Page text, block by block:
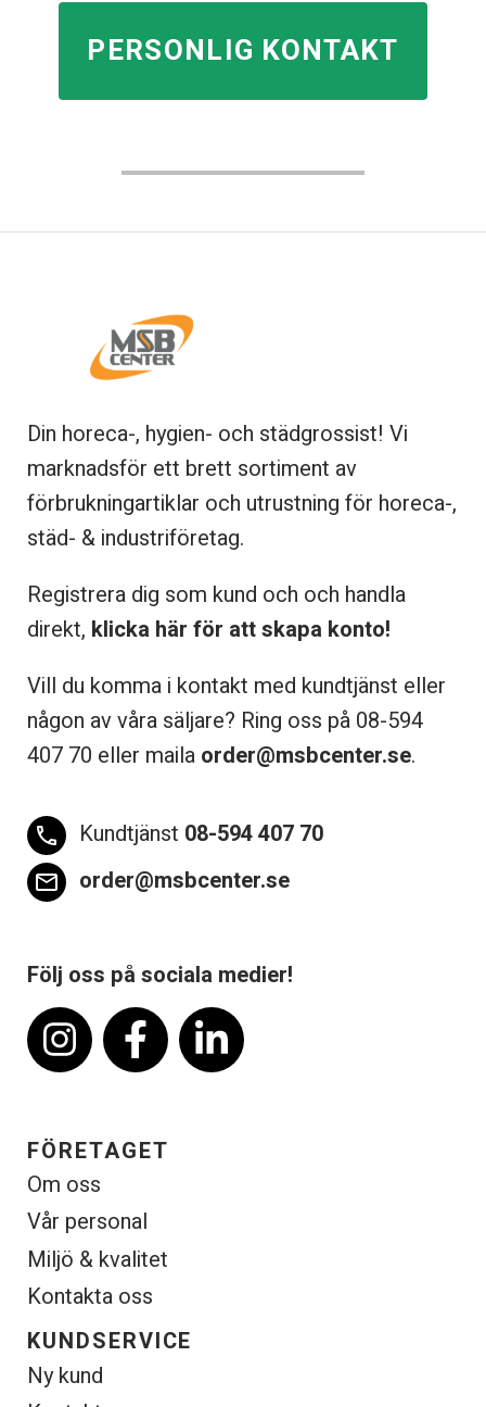
PERSONLIG KONTAKT
Din horeca-, hygien- och städgrossist! Vi
marknadsför ett brett sortiment av
förbrukningartiklar och utrustning för horeca-,
städ- & industriföretag.
Registrera dig som kund och och handla
direkt, klicka här för att skapa konto!
Vill du komma i kontakt med kundtjänst eller
någon av våra säljare? Ring oss på 08-594
407 70 eller maila order@msbcenter.se.
phone Kundtjänst 08-594 407 70
email order@msbcenter.se
Följ oss på sociala medier!
FÖRETAGET
Om oss
Vår personal
Miljö & kvalitet
Kontakta oss
KUNDSERVICE
Ny kund